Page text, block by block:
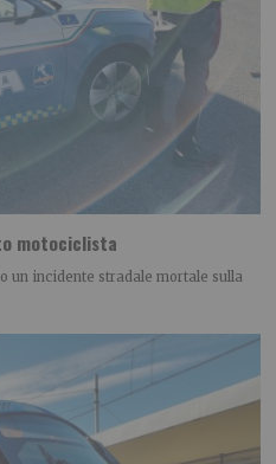
motociclista
un incidente stradale mortale sulla